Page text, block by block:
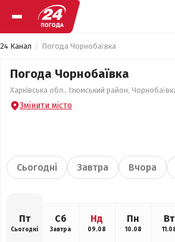
24 Канал Погода Чорнобаївка
Погода Чорнобаївка
Харківська обл., Ізюмський район,
Змінити місто
Сьогодні Завтра Вчора
Пт
Сьогодні
Сб
Завтра
Нд
09.08
Пн
10.08
Вт